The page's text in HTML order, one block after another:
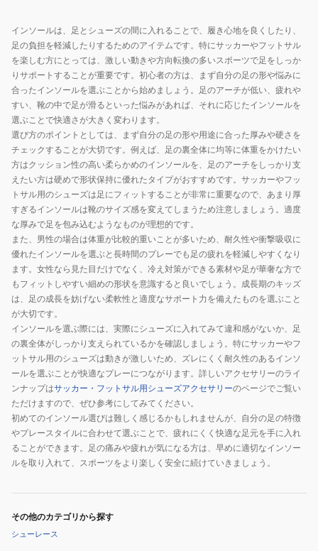
インソールは、足とシューズの間に入れることで、履き心地を良くしたり、
足の負担を軽減したりするためのアイテムです。特にサッカーやフットサル
を楽しむ方にとっては、激しい動きや方向転換の多いスポーツで足をしっか
りサポートすることが重要です。初心者の方は、まず自分の足の形や悩みに
合ったインソールを選ぶことから始めましょう。足のアーチが低い、疲れや
すい、靴の中で足が滑るといった悩みがあれば、それに応じたインソールを
選ぶことで快適さが大きく変わります。
選び方のポイントとしては、まず自分の足の形や用途に合った厚みや硬さを
チェックすることが大切です。例えば、足の裏全体に均等に体重をかけたい
方はクッション性の高い柔らかめのインソールを、足のアーチをしっかり支
えたい方は硬めで形状保持に優れたタイプがおすすめです。サッカーやフッ
トサル用のシューズは足にフィットすることが非常に重要なので、あまり厚
すぎるインソールは靴のサイズ感を変えてしまうため注意しましょう。適度
な厚みで足を包み込むようなものが理想的です。
また、男性の場合は体重が比較的重いことが多いため、耐久性や衝撃吸収に
優れたインソールを選ぶと長時間のプレーでも足の疲れを軽減しやすくなり
ます。女性なら見た目だけでなく、冷え対策ができる素材や足が華奢な方で
もフィットしやすい細めの形状を意識すると良いでしょう。成長期のキッズ
は、足の成長を妨げない柔軟性と適度なサポート力を備えたものを選ぶこと
が大切です。
インソールを選ぶ際には、実際にシューズに入れてみて違和感がないか、足
の裏全体がしっかり支えられているかを確認しましょう。特にサッカーやフ
ットサル用のシューズは動きが激しいため、ズレにくく耐久性のあるインソ
ールを選ぶことが快適なプレーにつながります。詳しいアクセサリーのライ
ンナップはサッカー・フットサル用シューズアクセサリーのページでご覧い
ただけますので、ぜひ参考にしてみてください。
初めてのインソール選びは難しく感じるかもしれませんが、自分の足の特徴
やプレースタイルに合わせて選ぶことで、疲れにくく快適な足元を手に入れ
ることができます。足の痛みや疲れが気になる方は、早めに適切なインソー
ルを取り入れて、スポーツをより楽しく安全に続けていきましょう。
その他のカテゴリから探す
シューレース